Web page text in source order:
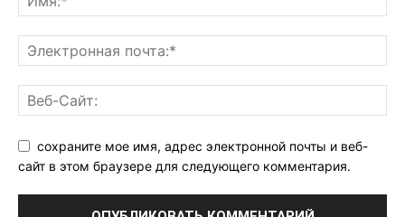
сохраните мое имя, адрес электронной почты и веб-
сайт в этом браузере для следующего комментария.